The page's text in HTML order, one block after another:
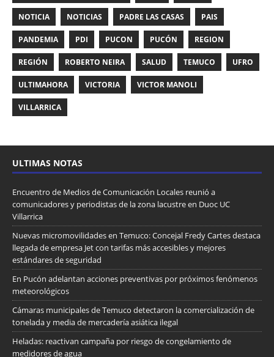
NOTICIA NOTICIAS PADRE LAS CASAS PAIS
PANDEMIA PDI PUCON PUCÓN REGION
REGIÓN ROBERTO NEIRA SALUD TEMUCO UFRO
ULTIMAHORA VICTORIA VICTOR MANOLI
VILLARRICA
ULTIMAS NOTAS
Encuentro de Medios de Comunicación Locales reunió a
comunicadores y periodistas de la zona lacustre en Duoc UC
Villarrica
Nuevas micromovilidades en Temuco: Concejal Fredy Cartes destaca
llegada de empresa Jet con tarifas más accesibles y mejores
estándares de seguridad
En Pucón adelantan acciones preventivas por próximos fenómenos
meteorológicos
Cámaras municipales de Temuco detectaron la comercialización de
tonelada y media de mercadería asiática ilegal
Heladas: reactivan campaña por riesgo de congelamiento de
medidores de agua